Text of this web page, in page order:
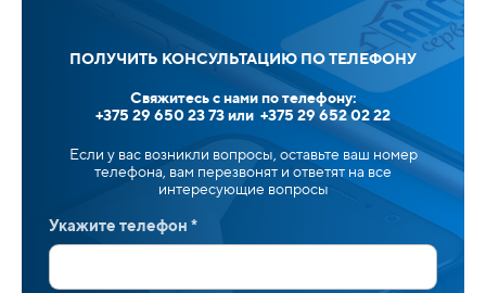
ПОЛУЧИТЬ КОНСУЛЬТАЦИЮ ПО ТЕЛЕФОНУ
Свяжитесь с нами по телефону:
+375 29 650 23 73 или +375 29 652 02 22
Если у вас возникли вопросы, оставьте ваш номер
телефона, вам перезвонят и ответят на все
интересующие вопросы
Укажите телефон *